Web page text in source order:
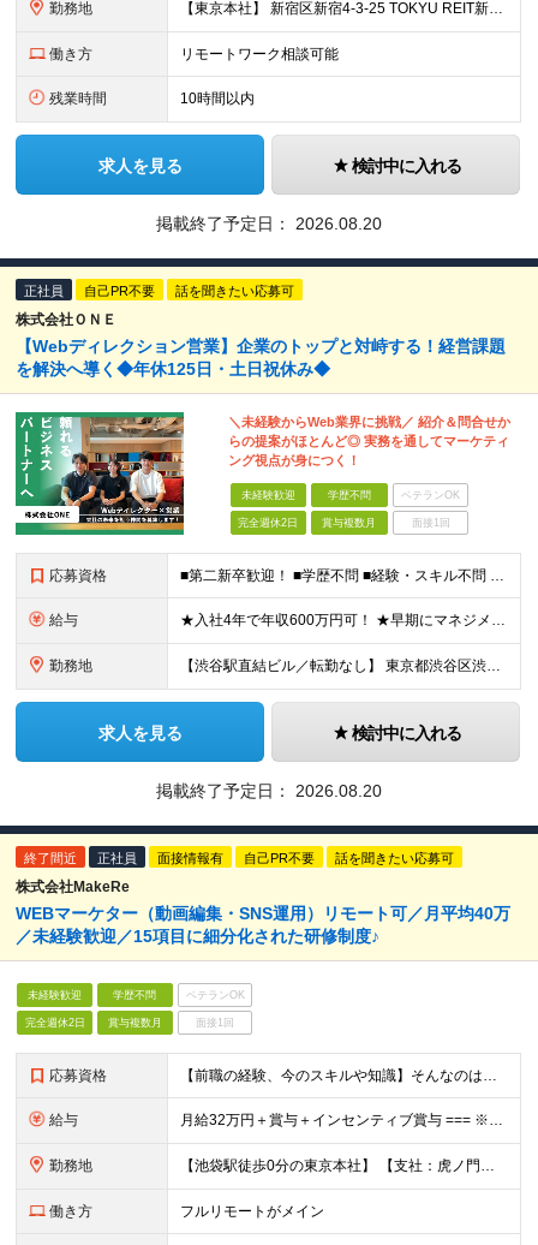
勤務地 【東京本社】 新宿区新宿4-3-25 TOKYU REIT新宿ビル4F ※(変更の範囲)上記を除く当社関連勤務地
働き方 リモートワーク相談可能
残業時間 10時間以内
求人を見る 検討中に入れる
掲載終了予定日： 2026.08.20
正社員 自己PR不要 話を聞きたい応募可
株式会社ＯＮＥ
【Webディレクション営業】企業のトップと対峙する！経営課題
を解決へ導く◆年休125日・土日祝休み◆
＼未経験からWeb業界に挑戦／ 紹介＆問合せか
らの提案がほとんど◎ 実務を通してマーケティ
ング視点が身につく！
未経験歓迎 学歴不問 ベテランOK
完全週休2日 賞与複数月 面接1回
応募資格 ■第二新卒歓迎！ ■学歴不問 ■経験・スキル不問 ■Webの知識は不要（入社後に習得可能）
給与 ★入社4年で年収600万円可！ ★早期にマネジメント昇格も可能！ 月給26万円以上＋インセンティブ ※経験・能力を考慮の上優遇します。 ※上記にはみなし残業代22時間分(38,000円)を含む。超過
勤務地 【渋谷駅直結ビル／転勤なし】 東京都渋谷区渋谷2-24-12 渋谷スクランブルスクエア41F ※エリア採用の場合は、転勤はありません。 ※(変更の範囲)上記を除く当社関連勤務地 ＜アクセス＞ JR
求人を見る 検討中に入れる
掲載終了予定日： 2026.08.20
終了間近 正社員 面接情報有 自己PR不要 話を聞きたい応募可
株式会社MakeRe
WEBマーケター（動画編集・SNS運用）リモート可／月平均40万
／未経験歓迎／15項目に細分化された研修制度♪
未経験歓迎 学歴不問 ベテランOK
完全週休2日 賞与複数月 面接1回
応募資格 【前職の経験、今のスキルや知識】そんなのはどうでも良い！ 挑戦する人を歓迎する会社です。 ／ 挑戦する者を応援する会社 ーChallenge Yourselfー ＼ ＃未経験歓迎 ＃学歴不問 ＃
給与 月給32万円＋賞与＋インセンティブ賞与 === ※研修期間中の給与 〇経験者（マーケティング・営業・対人業務経験者） ＞月給27万円 〇未経験 ＞月給25万円 ☆研修期間中であっても6ヶ月後業績
勤務地 【池袋駅徒歩0分の東京本社】 【支社：虎ノ門、丸の内、銀座、新宿、渋谷、名古屋、大阪、博多】で募集スタート！ ※転勤はございません。 ☆東京本社 東京都豊島区西池袋1-11-1 メトロポリタンプラ
働き方 フルリモートがメイン